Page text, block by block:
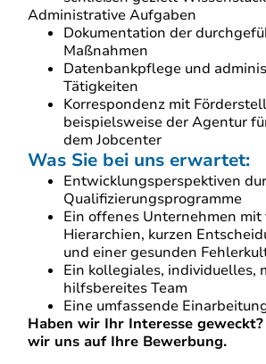
Administrative Aufgaben
Dokumentation der
Maßnahmen
Datenbankpflege und
Tätigkeiten
Korrespondenz mit
beispielsweise der Agentur
dem Jobcenter
Was Sie bei uns erwartet:
Entwicklungsperspektiven
Qualifizierungsprogramme
Ein offenes Unternehmen
Hierarchien, kurzen
und einer gesunden
Ein kollegiales, individuelles,
hilfsbereites Team
Eine umfassende
Haben wir Ihr Interesse
wir uns auf Ihre Bewerbung.